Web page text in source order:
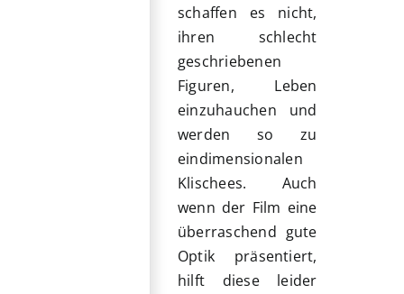
schaffen es nicht,
ihren schlecht
geschriebenen
Figuren, Leben
einzuhauchen und
werden so zu
eindimensionalen
Klischees. Auch
wenn der Film eine
überraschend gute
Optik präsentiert,
hilft diese leider